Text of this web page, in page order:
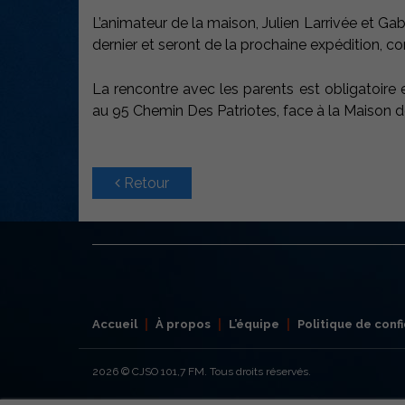
L’animateur de la maison, Julien Larrivée et
dernier et seront de la prochaine expédition,
La rencontre avec les parents est obligatoire
au 95 Chemin Des Patriotes, face à la Maison
Retour
Accueil À propos L’équipe Politique de
2026 © CJSO 101,7 FM. Tous droits réservés.